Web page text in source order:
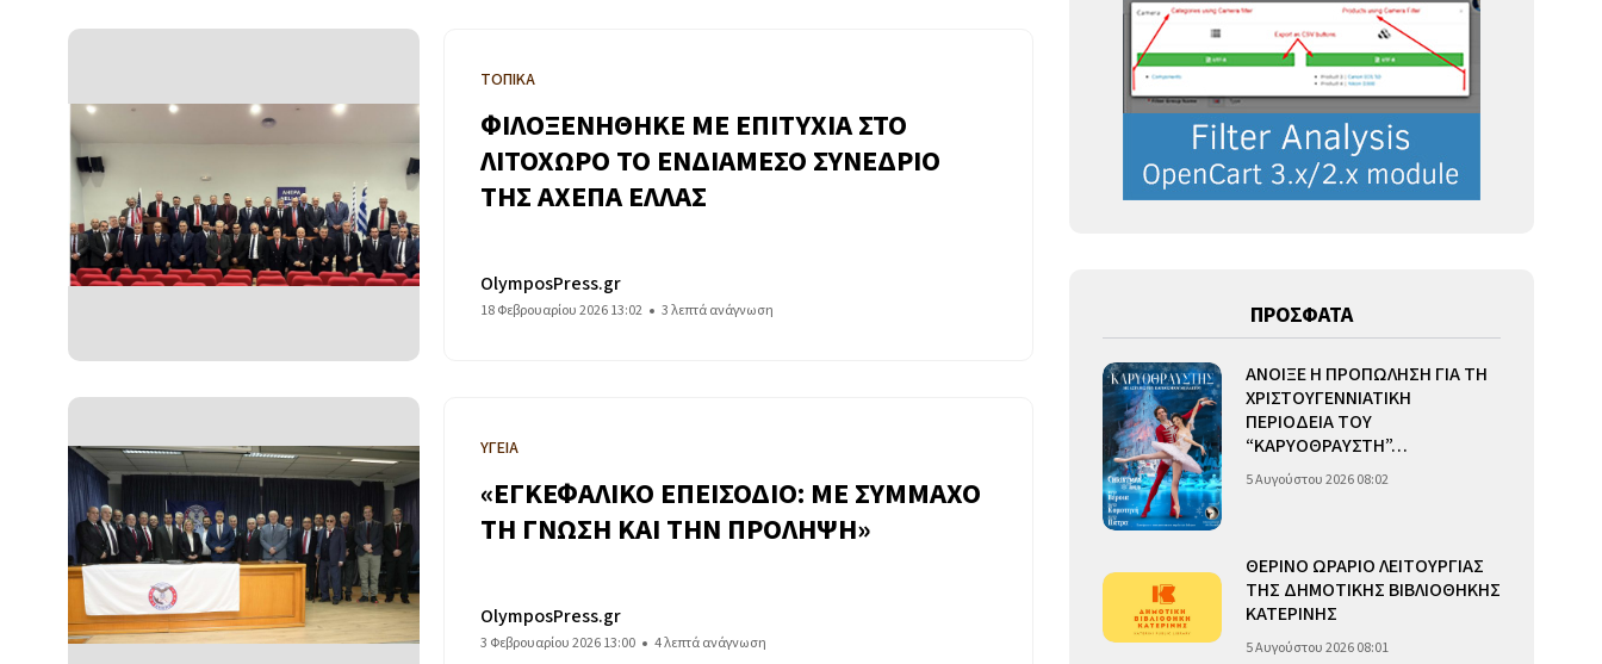
ΤΟΠΙΚΑ
ΦΙΛΟΞΕΝΗΘΗΚΕ ΜΕ ΕΠΙΤΥΧΙΑ ΣΤΟ
ΛΙΤΟΧΩΡΟ ΤΟ ΕΝΔΙΑΜΕΣΟ ΣΥΝΕΔΡΙΟ
ΤΗΣ ΑΧΕΠΑ ΕΛΛΑΣ
OlymposPress.gr
18 Φεβρουαρίου 2026 13:02 3 λεπτά ανάγνωση
ΥΓΕΙΑ
«ΕΓΚΕΦΑΛΙΚΟ ΕΠΕΙΣΟΔΙΟ: ΜΕ ΣΥΜΜΑΧΟ
ΤΗ ΓΝΩΣΗ ΚΑΙ ΤΗΝ ΠΡΟΛΗΨΗ»
OlymposPress.gr
3 Φεβρουαρίου 2026 13:00 4 λεπτά ανάγνωση
ΠΡΟΣΦΑΤΑ
ΑΝΟΙΞΕ Η ΠΡΟΠΩΛΗΣΗ ΓΙΑ ΤΗ
ΧΡΙΣΤΟΥΓΕΝΝΙΑΤΙΚΗ
ΠΕΡΙΟΔΕΙΑ ΤΟΥ
“ΚΑΡΥΟΘΡΑΥΣΤΗ”…
5 Αυγούστου 2026 08:02
ΘΕΡΙΝΟ ΩΡΑΡΙΟ ΛΕΙΤΟΥΡΓΙΑΣ
ΤΗΣ ΔΗΜΟΤΙΚΗΣ ΒΙΒΛΙΟΘΗΚΗΣ
ΚΑΤΕΡΙΝΗΣ
5 Αυγούστου 2026 08:01